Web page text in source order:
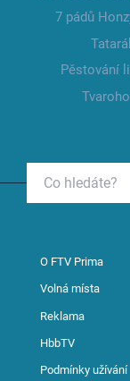
7 pádů
Pěstování
O FTV Prima
Volná místa
Reklama
HbbTV
Podmínky užívání